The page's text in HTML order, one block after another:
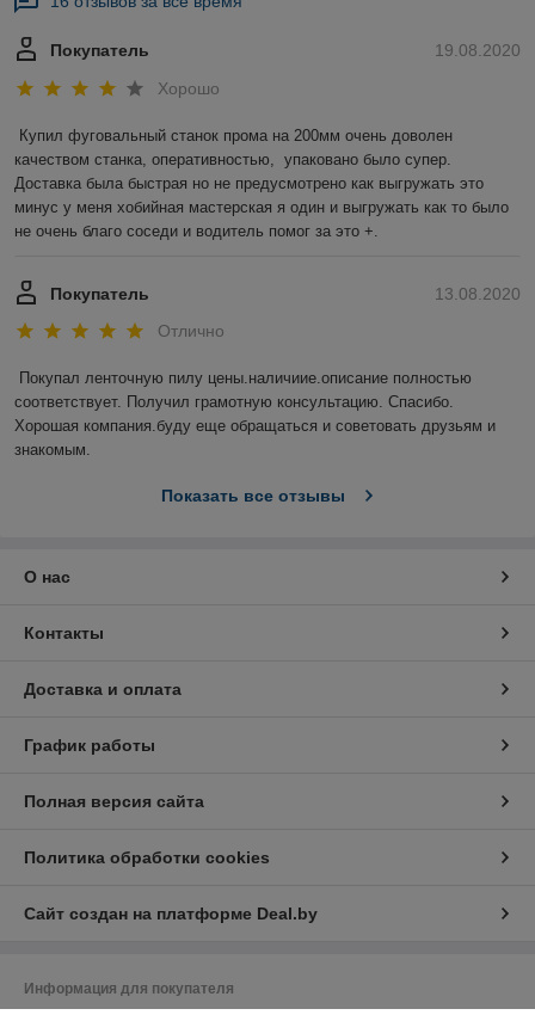
19.08.2020
Покупатель
Хорошо
Купил фуговальный станок прома на 200мм очень доволен
качеством станка, оперативностью,  упаковано было супер.
Доставка была быстрая но не предусмотрено как выгружать это
минус у меня хобийная мастерская я один и выгружать как то было
не очень благо соседи и водитель помог за это +.
13.08.2020
Покупатель
Отлично
Покупал ленточную пилу цены.наличиие.описание полностью
соответствует. Получил грамотную консультацию. Спасибо.
Хорошая компания.буду еще обращаться и советовать друзьям и
знакомым.
Показать все отзывы
О нас
Контакты
Доставка и оплата
График работы
Полная версия сайта
Политика обработки cookies
Сайт создан на платформе Deal.by
Информация для покупателя